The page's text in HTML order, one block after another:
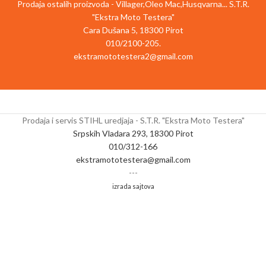
kontrolu brzine i funkciju podešavanja
obrtnog momenta, TC-CD 12 Li može
biti idealno prilagođen zahtevima
materijala i vijcima koji se koriste. Brza
stezna glava sa jednom rukavom i
bukvalno sa uvrtanjem šake, dok
neželjeno nastavljanje rada nakon što
se prekidač za upravljanje ugasi. Tanak
ergonomski dizajn sa mekanim
prijanjanjem poboljšava karakteristike
rukovanja alatom. Stezaljka se može
smanji težinu. Ugrađena LED lampa
radnog područja
Uključen adapter za bitove za odvijač
Za optimalne rezultate preporučeno:
Isporučuje se bez baterije i punjača
skladištenje
Einhell HEROCCO je pouzdan izvođač:
za bušenje, udarno bušenje ili dubljenje
sa ili bez blokade, bežični čekić sa
rotacijom se ceni kao univerzalan.
Motor bez četkica pruža više snage i
familije Power X-Change, sve punjive
Prodaja ostalih proizvoda - Villager,Oleo Mac,Husqvarna... S.T.R.
"Ekstra Moto Testera"
Cara Dušana 5, 18300 Pirot
010/2100-205.
ekstramototestera2@gmail.com
Prodaja i servis STIHL uredjaja - S.T.R. "Ekstra Moto Testera"
Srpskih Vladara 293, 18300 Pirot
010/312-166
ekstramototestera@gmail.com
---
izrada sajtova